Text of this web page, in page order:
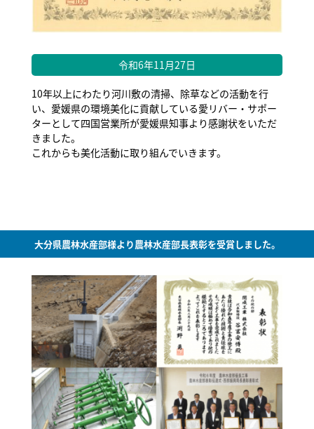
令和6年11月27日
10年以上にわたり河川敷の清掃、除草などの活動を行
い、愛媛県の環境美化に貢献している愛リバー・サポー
ターとして四国営業所が愛媛県知事より感謝状をいただ
きました。
これからも美化活動に取り組んでいきます。
大分県農林水産部様より農林水産部長表彰を受賞しました。